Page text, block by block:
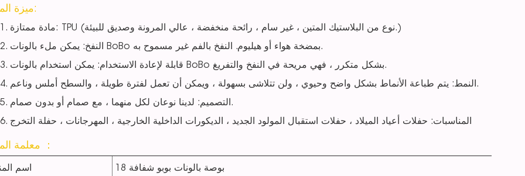
ميزة المنتج:
مادة ممتازة: TPU (نوع من البلاستيك المتين ، غير سام ، رائحة منخفضة ، عالي المرونة وصديق للبيئة.)
النفخ: يمكن ملء بالونات BoBo بمضخة هواء أو هيليوم. النفخ بالفم غير مسموح به.
قابلة لإعادة الاستخدام: يمكن استخدام بالونات BoBo بشكل متكرر ، فهي مريحة في النفخ والتفريغ.
النمط: يتم طباعة الأنماط بشكل واضح وحيوي ، ولن تتلاشى بسهولة ، ويمكن أن تعمل لفترة طويلة ، والسطح أملس وناعم.
التصميم: لدينا نوعان لكل منهما ، مع صمام أو بدون صمام.
المناسبات: حفلات أعياد الميلاد ، حفلات استقبال المولود الجديد ، الديكورات الداخلية الخارجية ، المهرجانات ، حفلة التخرج
معلمة المنتج ：
اسم 18 بوصة بالونات بوبو شفافة